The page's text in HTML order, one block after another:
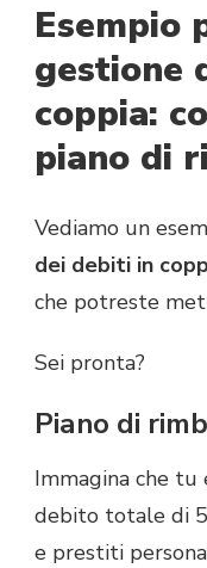
Esempio
gestione
coppia:
piano di
Vediamo un
dei debiti in
che potreste
Sei pronta?
Piano di
Immagina che
debito totale di
e prestiti